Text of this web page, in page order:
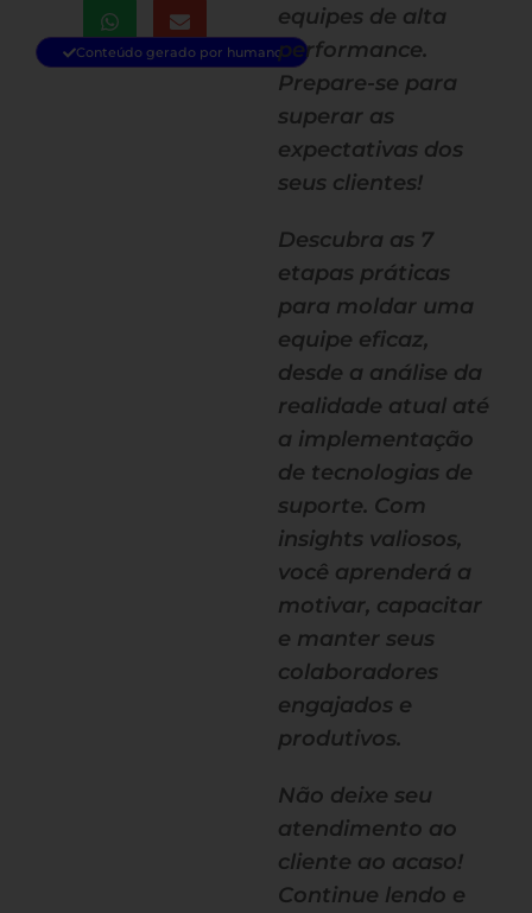
Conteúdo gerado por humano
equipes de alta
performance.
Prepare-se para
superar as
expectativas dos
seus clientes!
Descubra as 7
etapas práticas
para moldar uma
equipe eficaz,
desde a análise da
realidade atual até
a implementação
de tecnologias de
suporte. Com
insights valiosos,
você aprenderá a
motivar, capacitar
e manter seus
colaboradores
engajados e
produtivos.
Não deixe seu
atendimento ao
cliente ao acaso!
Continue lendo e